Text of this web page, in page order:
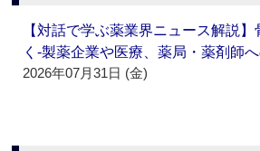
【対話で学ぶ薬業界ニュース解説
く‐製薬企業や医療、薬局・薬剤師
2026年07月31日 (金)